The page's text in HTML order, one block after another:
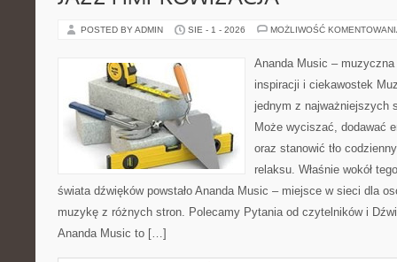
POSTED BY ADMIN SIE - 1 - 2026 MOŻLIWOŚĆ
Ananda Music – muzyczna
inspiracji i ciekawostek
jednym z najważniejszych
Może wyciszać, dodawać
oraz stanowić tło
relaksu. Właśnie wokół
świata dźwięków powstało Ananda Music – miejsce w sieci dla
muzykę z różnych stron. Polecamy Pytania od czytelników i
Ananda Music to […]